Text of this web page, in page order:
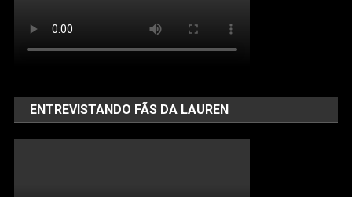
ENTREVISTANDO FÃS DA LAUREN